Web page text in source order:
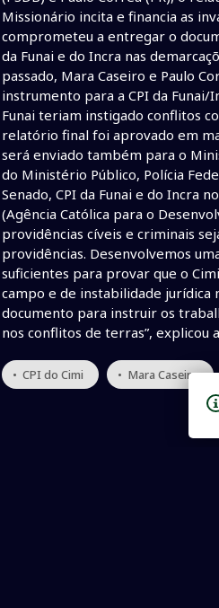
Missionário incita e financia as
comprometeu a entregar o
da Funai e do Incra nas
passado, Mara Caseiro e Paulo
instrumento para a CPI da
Funai teriam instigado conflitos
relatório final foi aprovado em
será enviado também para o
do Ministério Público, Polícia
Senado, CPI da Funai e do Incra
(Agência Católica para o
providências cíveis e criminais
providências. Desenvolvemos
suficientes para provar que o
campo e de instabilidade jurídica
documento para instruir os
nos conflitos de terras”, explicou
• CPI do Cimi • Mara Caseiro